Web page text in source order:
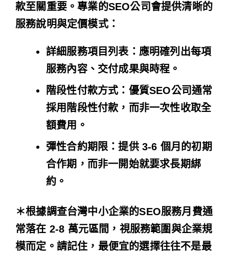
款至關重要。專業的SEO公司會提供清晰的
服務說明與定價模式：
詳細服務項目列表 ：應明確列出每項
服務內容、交付成果與時程。
階段性付款方式：優質SEO公司通常
採用階段性付款，而非一次性收取全
額費用。
彈性合約期限：提供 3-6 個月的初期
合作期，而非一開始就要求長期綁
約。
＊根據調查台灣中小企業的SEO服務月費通
常落在 2-8 萬元區間，視服務範圍與企業規
模而定。 請記住，最便宜的選擇往往不是最